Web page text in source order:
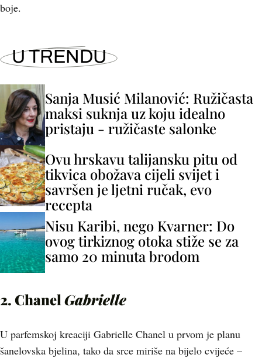
boje.
U TRENDU
Sanja Musić Milanović: Ružičasta
maksi suknja uz koju idealno
pristaju - ružičaste salonke
Ovu hrskavu talijansku pitu od
tikvica obožava cijeli svijet i
savršen je ljetni ručak, evo
recepta
Nisu Karibi, nego Kvarner: Do
ovog tirkiznog otoka stiže se za
samo 20 minuta brodom
2. ChanelGabrielle
U parfemskoj kreaciji Gabrielle Chanel u prvom je planu
šanelovska bjelina, tako da srce miriše na bijelo cvijeće –